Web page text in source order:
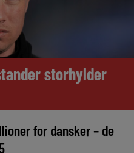
storhylder
for dansker – de